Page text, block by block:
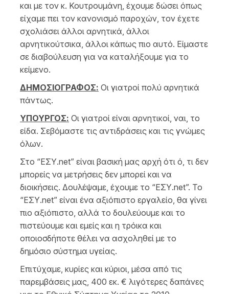
και με τον κ. Κουτρουμάνη, έχουμε δώσει όπως
είχαμε πει τον κανονισμό παροχών, τον έχετε
σχολιάσει άλλοι αρνητικά, άλλοι
αρνητικούτσικα, άλλοι κάπως πιο αυτό. Είμαστε
σε διαβούλευση για να καταλήξουμε για το
κείμενο.
ΔΗΜΟΣΙΟΓΡΑΦΟΣ: Οι γιατροί πολύ αρνητικά
πάντως.
ΥΠΟΥΡΓΟΣ: Οι γιατροί είναι αρνητικοί, ναι, το
είδα. Σεβόμαστε τις αντιδράσεις και τις γνώμες
όλων.
Στο “ΕΣΥ.net” είναι βασική μας αρχή ότι ό, τι δεν
μπορείς να μετρήσεις δεν μπορεί και να
διοικήσεις. Δουλέψαμε, έχουμε το “ΕΣΥ.net”. To
“ΕΣΥ.net” είναι ένα αξιόπιστο εργαλείο, θα γίνει
πιο αξιόπιστο, αλλά το δουλεύουμε και το
πιστεύουμε και εμείς και η τρόικα και
οποιοσδήποτε θέλει να ασχοληθεί με το
δημόσιο σύστημα υγείας.
Επιτύχαμε, κυρίες και κύριοι, μέσα από τις
παρεμβάσεις μας, 400 εκ. € λιγότερες δαπάνες